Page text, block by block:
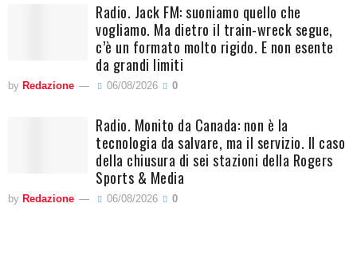
Radio. Jack FM: suoniamo quello che
vogliamo. Ma dietro il train-wreck segue,
c’è un formato molto rigido. E non esente
da grandi limiti
by Redazione 06/08/2026 0
Radio. Monito da Canada: non è la
tecnologia da salvare, ma il servizio. Il caso
della chiusura di sei stazioni della Rogers
Sports & Media
by Redazione 06/08/2026 0